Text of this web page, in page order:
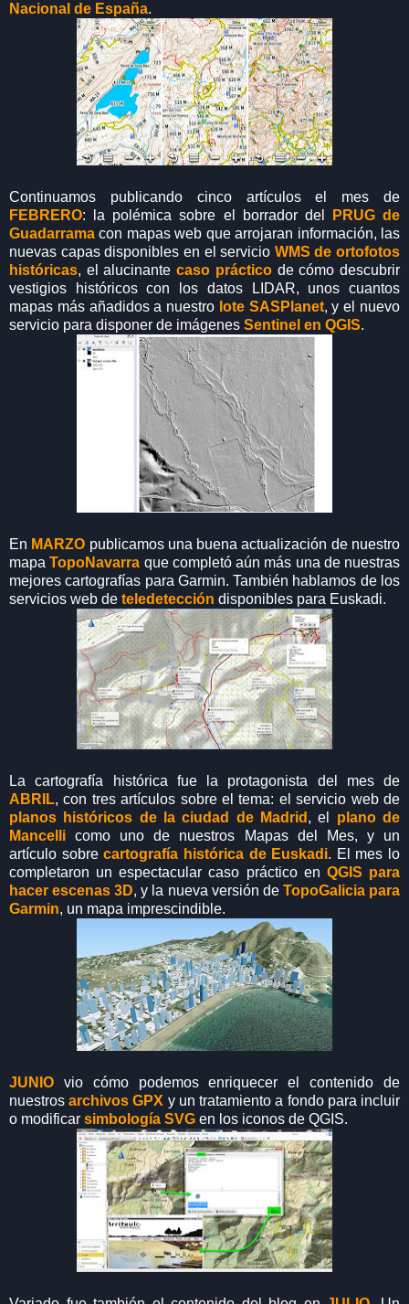
Nacional de España.
Continuamos publicando cinco artículos el mes de
FEBRERO: la polémica sobre el borrador del
PRUG de
Guadarrama con mapas web que arrojaran información, las
nuevas capas disponibles en el servicio WMS de ortofotos
históricas, el alucinantecaso prácticode cómo descubrir
vestigios históricos con los datos LIDAR, unos cuantos
mapas más añadidos a nuestro lote SASPlanet, y el nuevo
servicio para disponer de imágenes Sentinel en QGIS.
En MARZO publicamos una buena actualización de nuestro
mapaTopoNavarra que completó aún más una de nuestras
mejores cartografías para Garmin. También hablamos de los
servicios web de teledetección disponibles para Euskadi.
La cartografía histórica fue la protagonista del mes de
ABRIL, con tres artículos sobre el tema: el servicio web de
planos históricos de la ciudad de Madrid , el plano de
Mancelli como uno de nuestros Mapas del Mes, y un
artículo sobrecartografía histórica de Euskadi. El mes lo
completaron un espectacular caso práctico en QGIS para
hacer escenas 3D, y la nueva versión de TopoGalicia para
Garmin, un mapa imprescindible.
JUNIO vio cómo podemos enriquecer el contenido de
nuestrosarchivos GPX y un tratamiento a fondo para incluir
o modificar simbología SVG en los iconos de QGIS.